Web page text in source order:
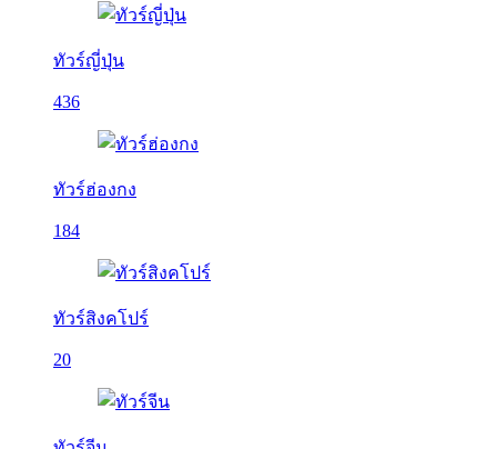
ทัวร์ญี่ปุ่น
436
ทัวร์ฮ่องกง
184
ทัวร์สิงคโปร์
20